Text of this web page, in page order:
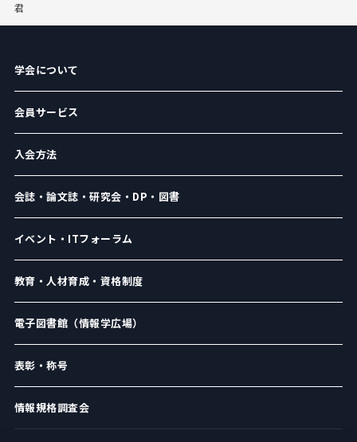
君
学会について
会員サービス
入会方法
会誌・論文誌・研究会・DP・図書
イベント・ITフォーラム
教育・人材育成・資格制度
電子図書館（情報学広場）
表彰・称号
情報規格調査会